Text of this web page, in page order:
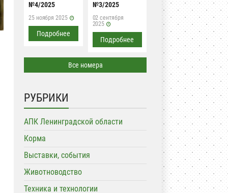
№4/2025
25 ноября 2025
Подробнее
№3/2025
02 сентября
2025
Подробнее
Все номера
РУБРИКИ
АПК Ленинградской области
Корма
Выставки, события
Животноводство
Техника и технологии